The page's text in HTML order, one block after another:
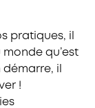
pratiques, il
qu’est
il
!